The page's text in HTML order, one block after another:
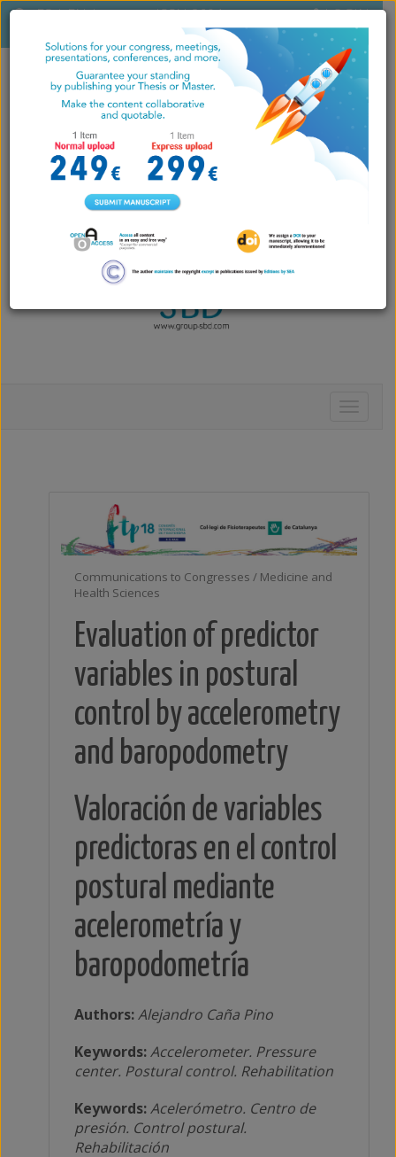
ES|EN|
ISSN 2604-
7071
LOGIN
Communications to Congresses / Medicine and
Health Sciences
Evaluation of predictor
variables in postural
control by accelerometry
and baropodometry
Valoración de variables
predictoras en el control
postural mediante
acelerometría y
baropodometría
Authors:Alejandro Caña Pino
Keywords:Accelerometer. Pressure
center. Postural control. Rehabilitation
Keywords:Acelerómetro. Centro de
presión. Control postural.
Rehabilitación